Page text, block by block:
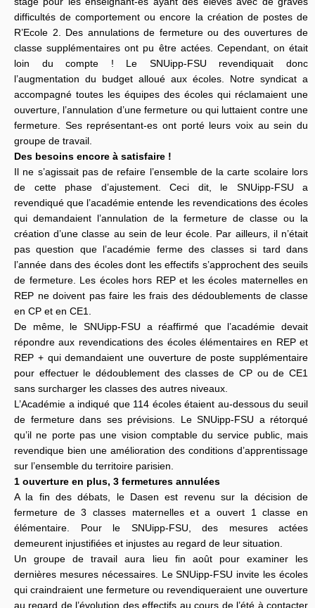
difficultés de comportement ou encore la création de postes de
R’Ecole 2. Des annulations de fermeture ou des ouvertures de
classe supplémentaires ont pu être actées. Cependant, on était
loin du compte ! Le SNUipp-FSU revendiquait donc
l’augmentation du budget alloué aux écoles. Notre syndicat a
accompagné toutes les équipes des écoles qui réclamaient une
ouverture, l’annulation d’une fermeture ou qui luttaient contre une
fermeture. Ses représentant-es ont porté leurs voix au sein du
groupe de travail.
Des besoins encore à satisfaire !
Il ne s’agissait pas de refaire l’ensemble de la carte scolaire lors
de cette phase d’ajustement. Ceci dit, le SNUipp-FSU a
revendiqué que l’académie entende les revendications des écoles
qui demandaient l’annulation de la fermeture de classe ou la
création d’une classe au sein de leur école. Par ailleurs, il n’était
pas question que l’académie ferme des classes si tard dans
l’année dans des écoles dont les effectifs s’approchent des seuils
de fermeture. Les écoles hors REP et les écoles maternelles en
REP ne doivent pas faire les frais des dédoublements de classe
en CP et en CE1.
De même, le SNUipp-FSU a réaffirmé que l’académie devait
répondre aux revendications des écoles élémentaires en REP et
REP + qui demandaient une ouverture de poste supplémentaire
pour effectuer le dédoublement des classes de CP ou de CE1
sans surcharger les classes des autres niveaux.
L’Académie a indiqué que 114 écoles étaient au-dessous du seuil
de fermeture dans ses prévisions. Le SNUipp-FSU a rétorqué
qu’il ne porte pas une vision comptable du service public, mais
revendique bien une amélioration des conditions d’apprentissage
sur l’ensemble du territoire parisien.
1 ouverture en plus, 3 fermetures annulées
A la fin des débats, le Dasen est revenu sur la décision de
fermeture de 3 classes maternelles et a ouvert 1 classe en
élémentaire. Pour le SNUipp-FSU, des mesures actées
demeurent injustifiées et injustes au regard de leur situation.
Un groupe de travail aura lieu fin août pour examiner les
dernières mesures nécessaires. Le SNUipp-FSU invite les écoles
qui craindraient une fermeture ou revendiqueraient une ouverture
au regard de l’évolution des effectifs au cours de l’été à contacter